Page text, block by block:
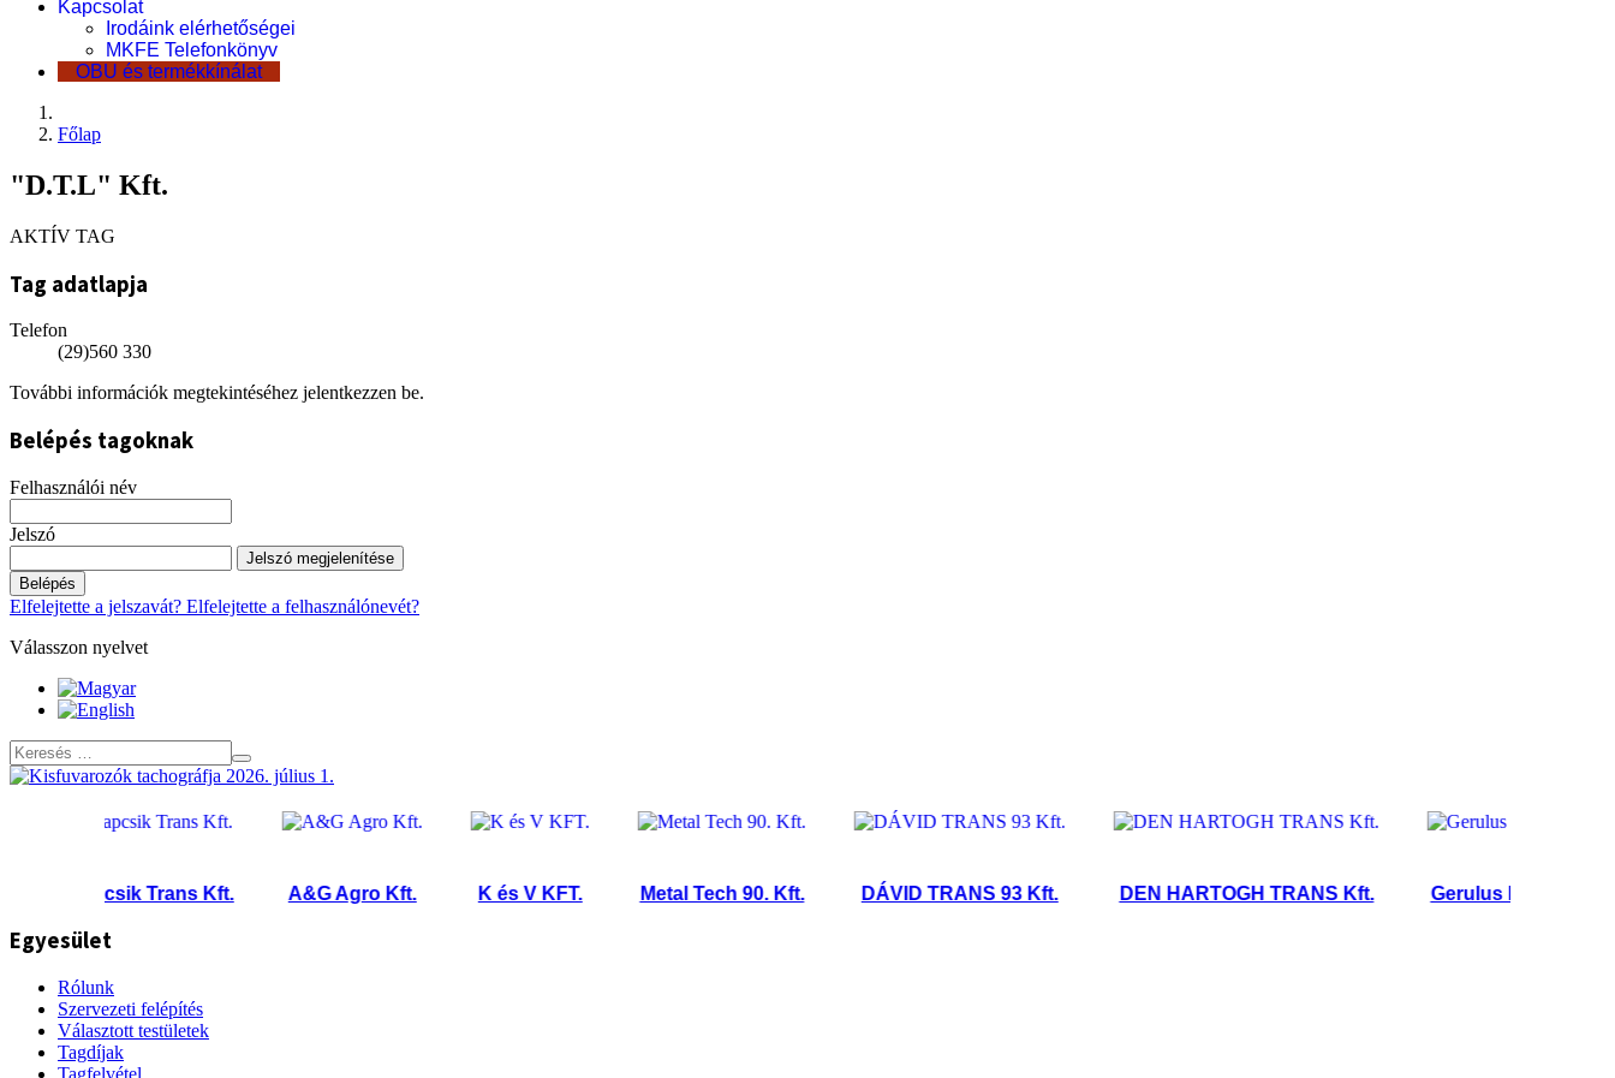
Kapcsolat
Irodáink elérhetőségei
MKFE Telefonkönyv
OBU és termékkínálat
Főlap
"D.T.L" Kft.
AKTÍV TAG
Tag adatlapja
Telefon
(29)560 330
További információk megtekintéséhez jelentkezzen be.
Belépés tagoknak
Felhasználói név
Jelszó
Jelszó megjelenítése
Belépés
Elfelejtette a jelszavát? Elfelejtette a felhasználónevét?
Válasszon nyelvet
Klapcsik Trans Kft. A&G Agro Kft. K és V KFT. Metal Tech 90. Kft. DÁVID TRANS 93 Kft. DEN HARTOGH TRANS Kft. Gerulus Kft.
Egyesület
Rólunk
Szervezeti felépítés
Választott testületek
Tagdíjak